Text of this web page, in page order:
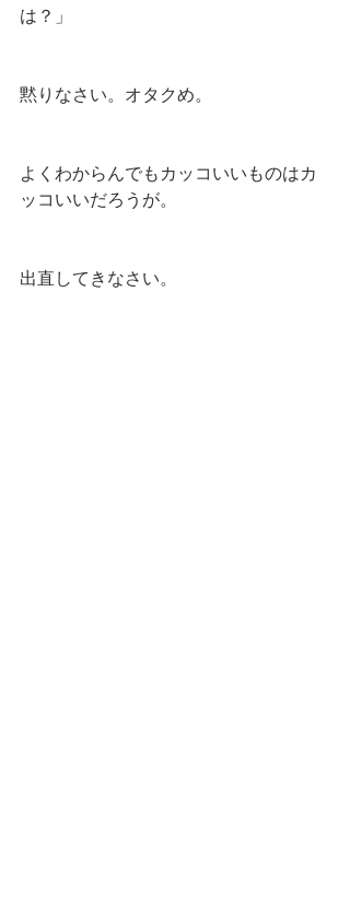
は？」
黙りなさい。オタクめ。
よくわからんでもカッコいいものはカ
ッコいいだろうが。
出直してきなさい。